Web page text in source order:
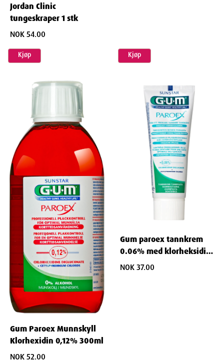
Jordan Clinic
tungeskraper 1 stk
NOK 54.00
Kjøp Kjøp
Gum Paroex Munnskyll
Klorhexidin 0,12% 300ml
NOK 52.00
Gum paroex tannkrem
0.06% med klorheksidin
75 ml
NOK 37.00